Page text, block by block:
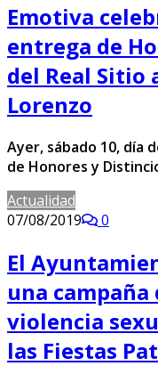
Emotiva
entrega de
del Real Sitio
Lorenzo
Ayer, sábado 10, día
de Honores y
Actualidad
07/08/2019
0
El
una
violencia
las Fiestas